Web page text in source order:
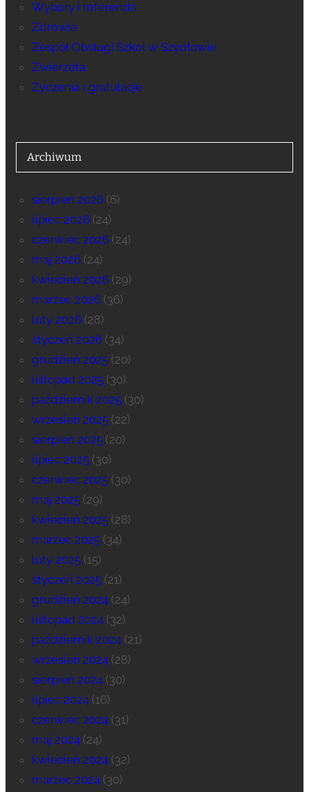
Wybory i referenda
Zdrowie
Zespół Obsługi Szkół w Szydłowie
Zwierzęta
Życzenia i gratulacje
Archiwum
sierpień 2026(6)
lipiec 2026(24)
czerwiec 2026(24)
maj 2026(24)
kwiecień 2026(29)
marzec 2026(36)
luty 2026(28)
styczeń 2026(34)
grudzień 2025(20)
listopad 2025(30)
październik 2025(30)
wrzesień 2025(22)
sierpień 2025(20)
lipiec 2025(30)
czerwiec 2025(30)
maj 2025(29)
kwiecień 2025(28)
marzec 2025(34)
luty 2025(15)
styczeń 2025(21)
grudzień 2024(24)
listopad 2024(32)
październik 2024(21)
wrzesień 2024(28)
sierpień 2024(30)
lipiec 2024(16)
czerwiec 2024(31)
maj 2024(24)
kwiecień 2024(32)
marzec 2024(30)